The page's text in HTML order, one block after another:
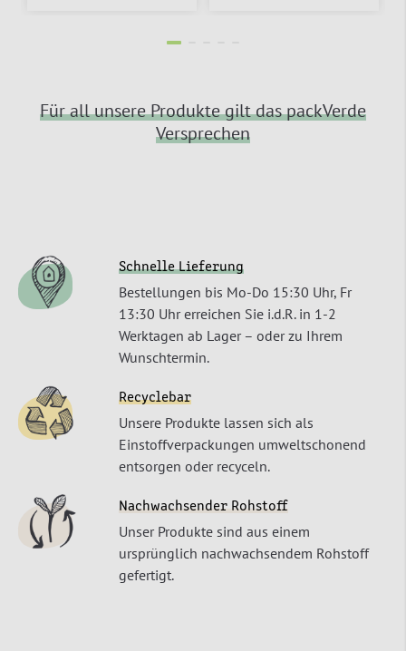
Für all unsere Produkte gilt das packVerde
Versprechen
Schnelle Lieferung
Bestellungen bis Mo-Do 15:30 Uhr, Fr
13:30 Uhr erreichen Sie i.d.R. in 1-2
Werktagen ab Lager – oder zu Ihrem
Wunschtermin.
Recyclebar
Unsere Produkte lassen sich als
Einstoffverpackungen umweltschonend
entsorgen oder recyceln.
Nachwachsender Rohstoff
Unser Produkte sind aus einem
ursprünglich nachwachsendem Rohstoff
gefertigt.